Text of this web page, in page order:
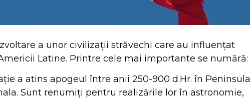
a unor civilizații străvechi care au influențat
Latine. Printre cele mai importante se numără:
a atins apogeul între anii 250-900 d.Hr. în Peninsula
Sunt renumiți pentru realizările lor în astronomie,